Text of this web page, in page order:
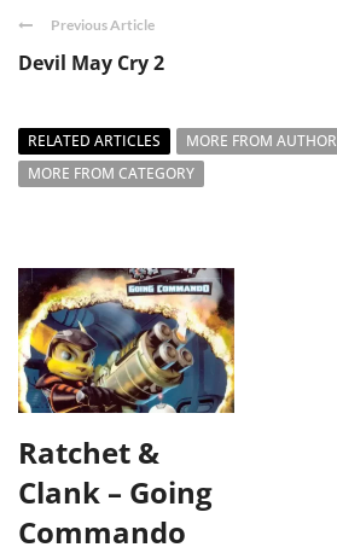
Previous Article
Devil May Cry 2
RELATED ARTICLES
MORE FROM AUTHOR
MORE FROM CATEGORY
Ratchet &
Clank – Going
Commando